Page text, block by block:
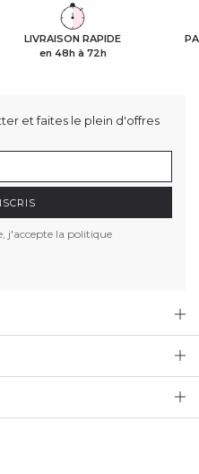
LIVRAISON RAPIDE
en 48h à 72h
et faites le plein d'offres
j'accepte la politique